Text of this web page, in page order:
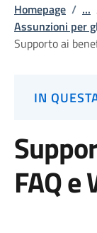
Homepage / ...
Assunzioni per
Supporto ai
IN
FAQ e